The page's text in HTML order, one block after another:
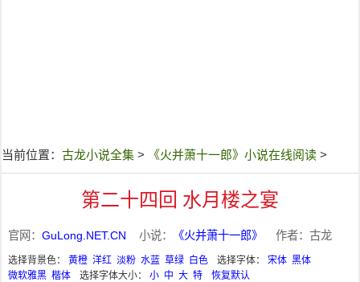
当前位置： 古龙小说全集 > 《火并萧十一郎》小说在线阅读 >
第二十四回 水月楼之宴
官网： GuLong.NET.CN 小说： 《火并萧十一郎》 作者：古龙
选择背景色： 黄橙 洋红 淡粉 水蓝 草绿 白色 选择字体： 宋体 黑体
微软雅黑 楷体 选择字体大小： 小 中 大 特 恢复默认